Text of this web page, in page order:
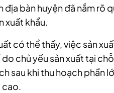
bàn huyện đã nắm rõ
xuất khẩu.
có thể thấy, việc sản
chủ yếu sản xuất tại
sau khi thu hoạch phần
cao.